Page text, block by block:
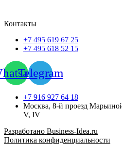
Контакты
+7 495 619 67 25
+7 495 618 52 15
Telegram
+7 916 927 64 18
Москва, 8-й проезд
V, IV
Разработано Business-Idea.ru
Политика конфиденциальности